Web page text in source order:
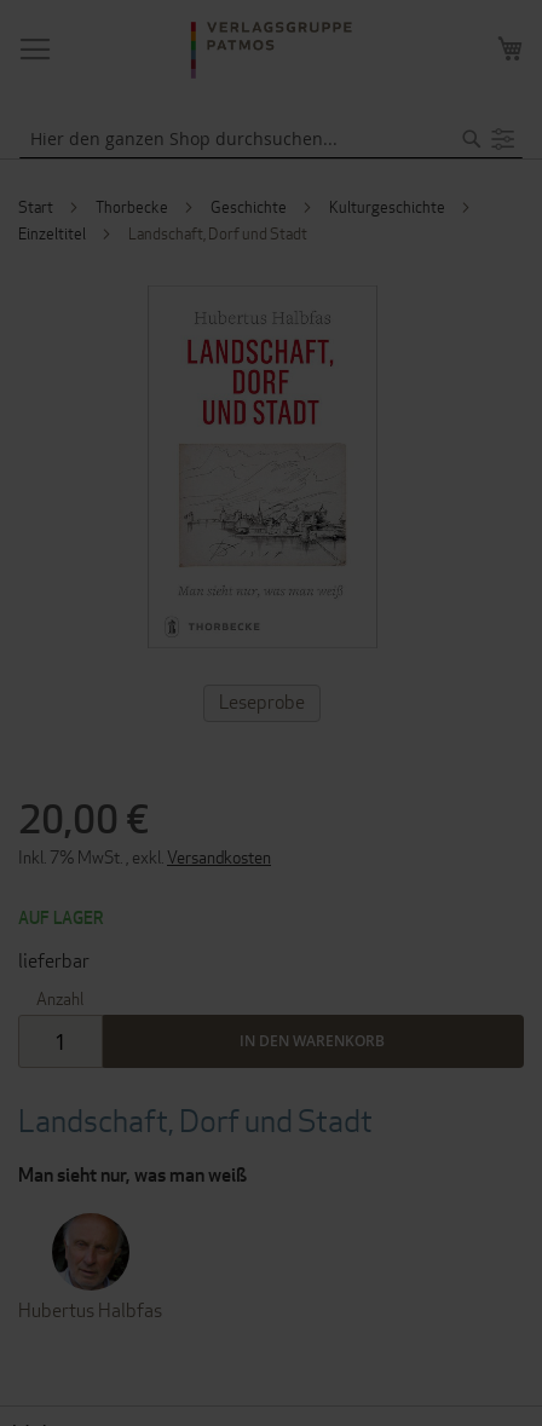
NAVIGATION
UMSCHALTEN
Start Thorbecke Geschichte
Kulturgeschichte
Einzeltitel
Landschaft, Dorf und Stadt
Landschaft, Dorf und Stadt
Man sieht nur, was man weiß
Hubertus Halbfas
20,00 €
Inkl. 7% MwSt. exkl. Versandkosten
AUF LAGER
lieferbar
Anzahl
IN DEN WARENKORB
ENDE
BILDERGALERIE
SPRINGEN
ZUM
ANFANG
Leseprobe